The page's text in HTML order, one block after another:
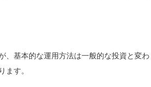
、基本的な運用方法は一般的な投資と変わ
す。